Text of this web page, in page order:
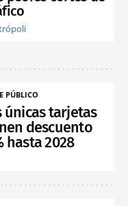
PÚBLICO
únicas tarjetas
descuento
hasta 2028